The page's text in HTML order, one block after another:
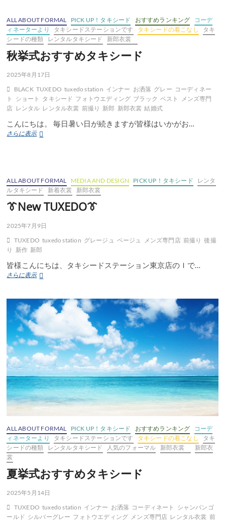
装
ALL ABOUT FORMAL PICK UP！タキシード おすすめランキング
コーデ
ィネーターより
タキシードステーションです タキシードの着こなし
タキ
シードの種類
レンタルタキシード 新郎衣裳
秋挙式おすすめタキシード
2025年8月17日
BLACK TUXEDO tuxedo station インナー お洒落 グレー コーディネー
ト
ショート タキシード フォトウエディング ブラック ベスト
メンズ専門
店 レンタル レンタル衣裳 前撮り 新郎 新郎衣裳 結婚式
こんにちは。 毎日暑い日が続きますが皆様はいかがお…
さらに表示秋
す
め
タ
キ
ー
ALL ABOUT FORMAL MEDIA AND DESIGN PICK UP！タキシード
レンタ
ルタキシード
新着衣裳 新郎衣裳
👔New TUXEDO👔
2025年7月9日
TUXEDO tuxedo station グレージュ ベージュ メンズ専門店 前撮り 後撮
り
新作 新郎
皆様こんにちは、タキシードステーション東京店のＩで…
さらに表示👔
👔
ALL ABOUT FORMAL PICK UP！タキシード おすすめランキング
コーデ
ィネーターより
タキシードステーションです タキシードの着こなし
タキ
シードの種類
レンタルタキシード 人気のフォーマル 新郎衣裳
新郎衣
裳
夏挙式おすすめタキシード
2025年5月14日
TUXEDO tuxedo station インナー お洒落 コーディネート
シャンパンゴ
ールド シルバーグレー フォトウエディング メンズ専門店 レンタル衣裳 前